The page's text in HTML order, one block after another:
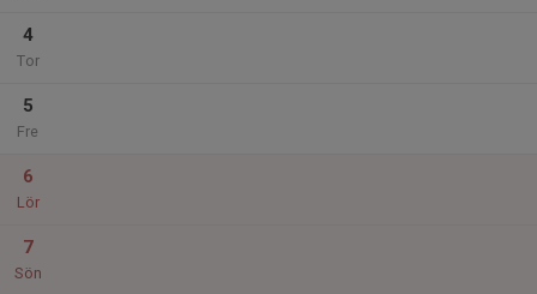
4
Tor
5
Fre
6
Lör
7
Sön